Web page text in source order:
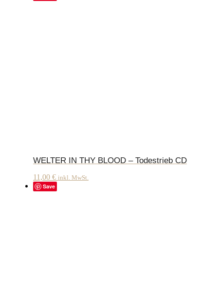
WELTER IN THY BLOOD – Todestrieb CD
11,00 € inkl. MwSt.
Save